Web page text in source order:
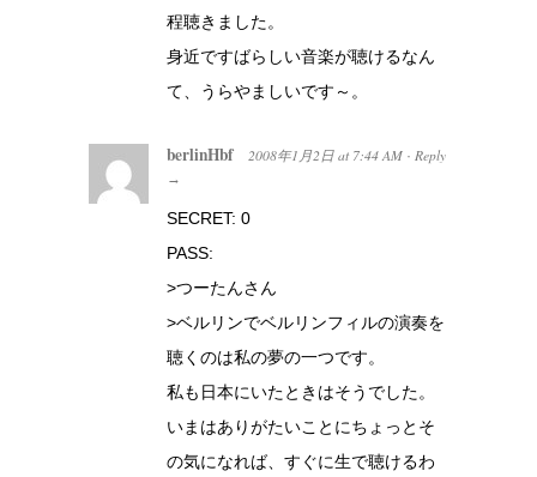
程聴きました。
身近ですばらしい音楽が聴けるなん
て、うらやましいです～。
berlinHbf 2008年1月2日 at 7:44 AM · Reply
→
SECRET: 0
PASS:
>つーたんさん
>ベルリンでベルリンフィルの演奏を
聴くのは私の夢の一つです。
私も日本にいたときはそうでした。
いまはありがたいことにちょっとそ
の気になれば、すぐに生で聴けるわ